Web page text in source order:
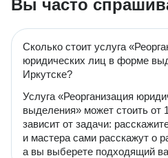
Вы часто
Сколько стоит услуга
юридических лиц в форме
Иркутске?
Услуга «Реорганизация
выделения» может стоить от
зависит от задачи:
и мастера сами расскажут о
а вы выберете подходящий